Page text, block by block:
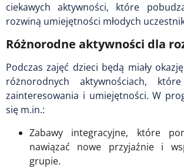
ciekawych aktywności, które
rozwiną umiejętności młodych
Różnorodne aktywności dla
Podczas zajęć dzieci będą miały
różnorodnych aktywnościach,
zainteresowania i umiejętności. W
się m.in.:
Zabawy integracyjne, które
nawiązać nowe przyjaźnie i
grupie.